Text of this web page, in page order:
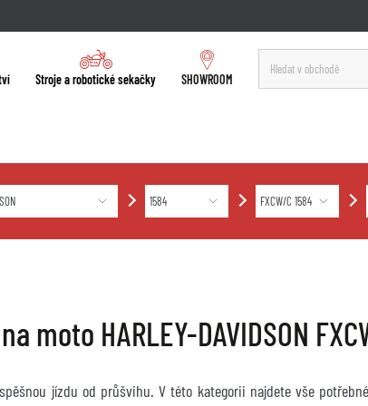
Stroje a robotické sekačky SHOWROOM
moto HARLEY-DAVIDSON
jízdu od průšvihu. V této kategorii najdete vše